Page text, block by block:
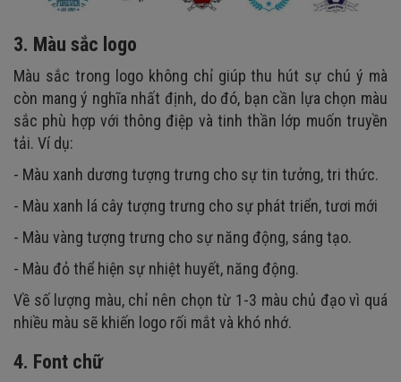
3. Màu sắc logo
Màu sắc trong logo không chỉ giúp thu hút sự chú ý mà
còn mang ý nghĩa nhất định, do đó, bạn cần lựa chọn màu
sắc phù hợp với thông điệp và tinh thần lớp muốn truyền
tải. Ví dụ:
- Màu xanh dương tượng trưng cho sự tin tưởng, tri thức.
- Màu xanh lá cây tượng trưng cho sự phát triển, tươi mới
- Màu vàng tượng trưng cho sự năng động, sáng tạo.
- Màu đỏ thể hiện sự nhiệt huyết, năng động.
Về số lượng màu, chỉ nên chọn từ 1-3 màu chủ đạo vì quá
nhiều màu sẽ khiến logo rối mắt và khó nhớ.
4. Font chữ